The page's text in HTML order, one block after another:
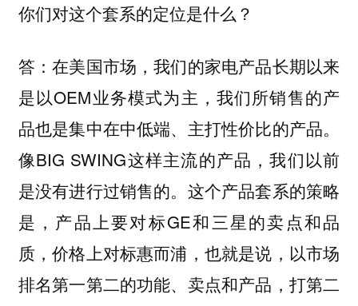
你们对这个套系的定位是什么？
答：在美国市场，我们的家电产品长期以来
是以OEM业务模式为主，我们所销售的产
品也是集中在中低端、主打性价比的产品。
像BIG SWING这样主流的产品，我们以前
是没有进行过销售的。这个产品套系的策略
是，产品上要对标GE和三星的卖点和品
质，价格上对标惠而浦，也就是说，以市场
排名第一第二的功能、卖点和产品，打第二